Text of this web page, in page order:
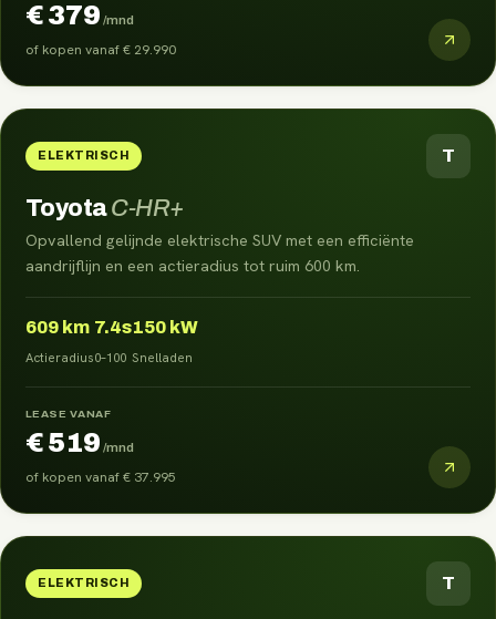
€ 379 /mnd
of kopen vanaf€ 29.990
ELEKTRISCH T
ToyotaC-HR+
Opvallend gelijnde elektrische SUV met een efficiënte
aandrijflijn en een actieradius tot ruim 600 km.
609 km
Actieradius
7.4s
0–100
150 kW
Snelladen
LEASE VANAF
€ 519 /mnd
of kopen vanaf€ 37.995
ELEKTRISCH T